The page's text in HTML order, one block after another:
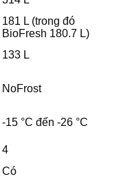
181 L (trong đó
BioFresh 180.7 L)
133 L
NoFrost
-15 °C đến -26 °C
4
Có